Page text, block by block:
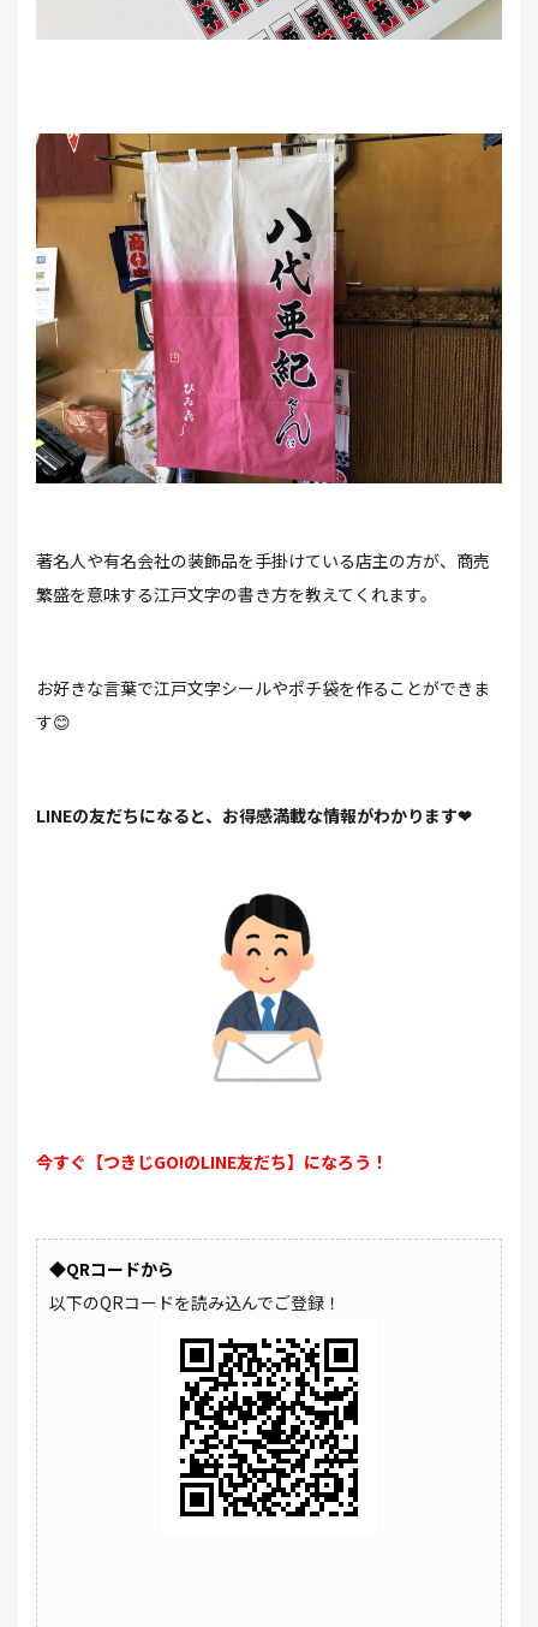
著名人や有名会社の装飾品を手掛けている店主の方が、商売
繁盛を意味する江戸文字の書き方を教えてくれます。
お好きな言葉で江戸文字シールやポチ袋を作ることができま
す😊
LINEの友だちになると、お得感満載な情報がわかります❤
今すぐ【つきじGO!のLINE友だち】になろう！
◆QRコードから
以下のQRコードを読み込んでご登録！